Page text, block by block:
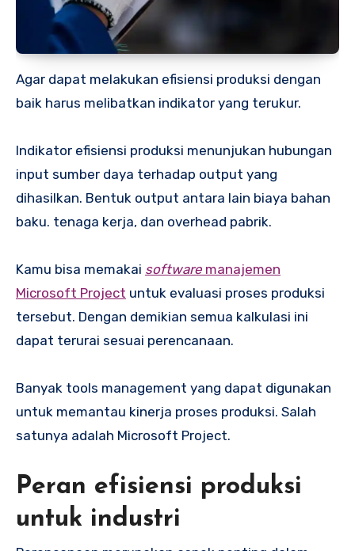
Agar dapat melakukan efisiensi produksi dengan
baik harus melibatkan indikator yang terukur.
Indikator efisiensi produksi menunjukan hubungan
input sumber daya terhadap output yang
dihasilkan. Bentuk output antara lain biaya bahan
baku. tenaga kerja, dan overhead pabrik.
Kamu bisa memakai software manajemen
Microsoft Project untuk evaluasi proses produksi
tersebut. Dengan demikian semua kalkulasi ini
dapat terurai sesuai perencanaan.
Banyak tools management yang dapat digunakan
untuk memantau kinerja proses produksi. Salah
satunya adalah Microsoft Project.
Peran efisiensi produksi
untuk industri